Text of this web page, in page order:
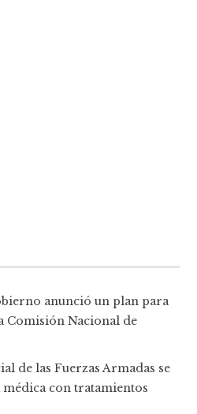
anunció un plan para
Comisión Nacional de
de las Fuerzas Armadas se
con tratamientos